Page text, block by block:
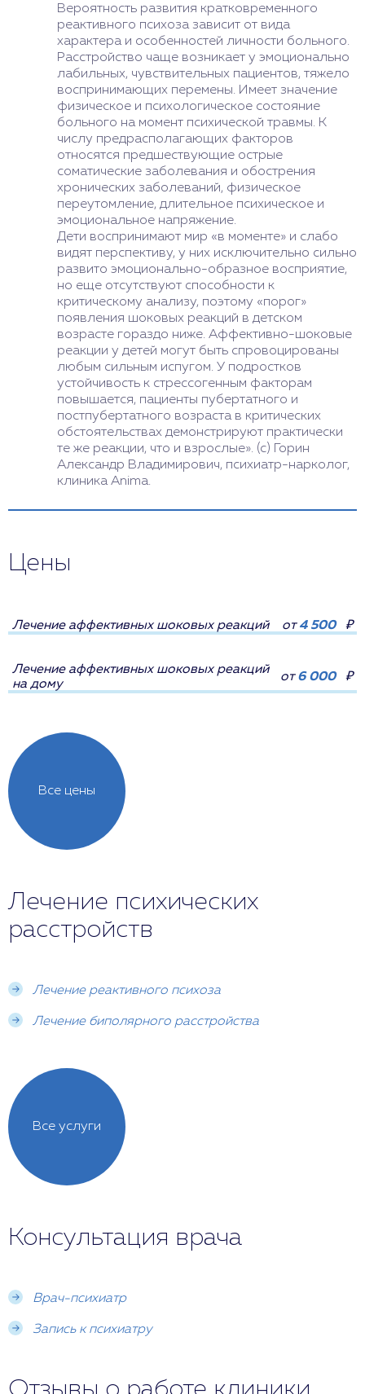
Вероятность развития кратковременного
реактивного психоза зависит от вида
характера и особенностей личности больного.
Расстройство чаще возникает у эмоционально
лабильных, чувствительных пациентов, тяжело
воспринимающих перемены. Имеет значение
физическое и психологическое состояние
больного на момент психической травмы. К
числу предрасполагающих факторов
относятся предшествующие острые
соматические заболевания и обострения
хронических заболеваний, физическое
переутомление, длительное психическое и
эмоциональное напряжение.
Дети воспринимают мир «в моменте» и слабо
видят перспективу, у них исключительно сильно
развито эмоционально-образное восприятие,
но еще отсутствуют способности к
критическому анализу, поэтому «порог»
появления шоковых реакций в детском
возрасте гораздо ниже. Аффективно-шоковые
реакции у детей могут быть спровоцированы
любым сильным испугом. У подростков
устойчивость к стрессогенным факторам
повышается, пациенты пубертатного и
постпубертатного возраста в критических
обстоятельствах демонстрируют практически
те же реакции, что и взрослые». (с) Горин
Александр Владимирович, психиатр-нарколог,
клиника Anima.
Цены
Все цены
Лечение аффективных шоковых реакций от4 500 ₽
Лечение аффективных шоковых реакций
на дому
от6 000 ₽
Лечение психических
расстройств
Лечение реактивного психоза
Лечение биполярного расстройства
Все услуги
Консультация врача
Врач-психиатр
Запись к психиатру